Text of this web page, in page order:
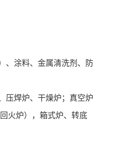
、涂料、 金属清洗剂 、防
焊炉、干燥炉；真空炉
火炉），箱式炉、转底